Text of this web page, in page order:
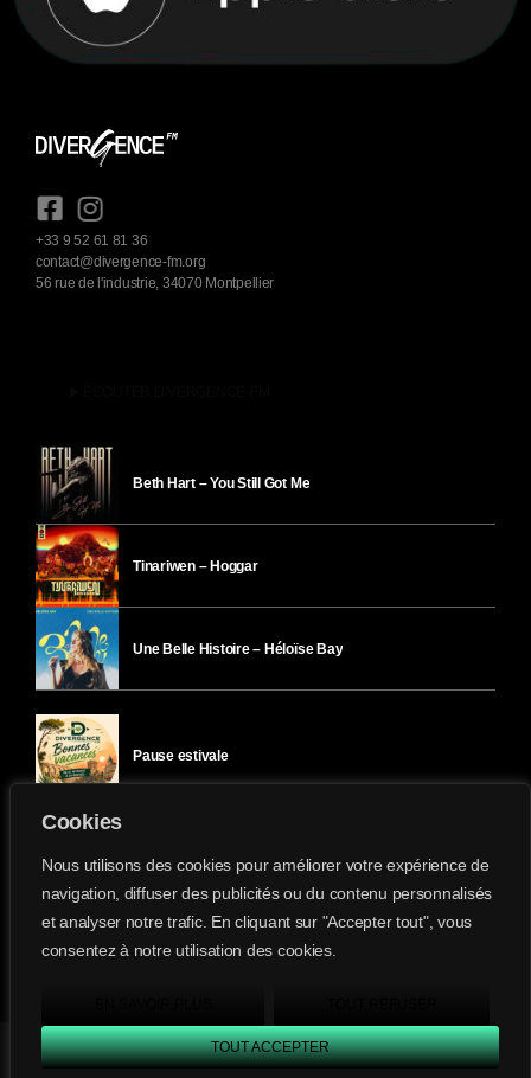
Cookies
Nous utilisons des cookies pour améliorer votre expérience de
navigation, diffuser des publicités ou du contenu personnalisés
et analyser notre trafic. En cliquant sur "Accepter tout", vous
consentez à notre utilisation des cookies.
TOUT ACCEPTER
play_arrow Divergence FM keyboard_arrow_right
+33 9 52 61 81 36
contact@divergence-fm.org
56 rue de l'industrie, 34070 Montpellier
Beth Hart – You Still Got Me
Tinariwen – Hoggar
Une Belle Histoire – Héloïse Bay
Pause estivale
Ici l’Ombre – mardi 28 juillet